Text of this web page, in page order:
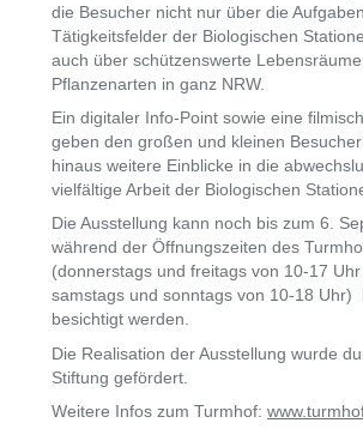
die Besucher nicht nur über die
Tätigkeitsfelder der Biologischen
auch über schützenswerte
Pflanzenarten in ganz NRW.
Ein digitaler Info-Point sowie eine
geben den großen und kleinen
hinaus weitere Einblicke in die
vielfältige Arbeit der Biologischen
Die Ausstellung kann noch bis zum 6.
während der Öffnungszeiten des
(donnerstags und freitags von 10-17 Uhr
samstags und sonntags von 10-18 Uhr)
besichtigt werden.
Die Realisation der Ausstellung wurde
Stiftung gefördert.
Weitere Infos zum Turmhof: